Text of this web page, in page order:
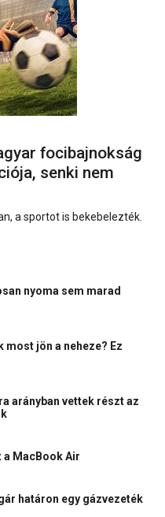
focibajnokság
senki nem
a sportot is bekebelezték.
nyoma sem marad
most jön a neheze? Ez
arányban vettek részt az
a MacBook Air
határon egy gázvezeték